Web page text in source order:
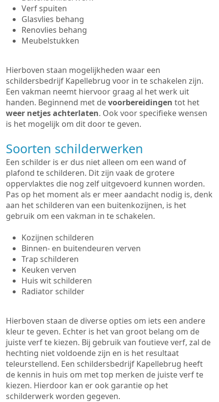
Verf spuiten
Glasvlies behang
Renovlies behang
Meubelstukken
Hierboven staan mogelijkheden waar een
schildersbedrijf Kapellebrug voor in te schakelen zijn.
Een vakman neemt hiervoor graag al het werk uit
handen. Beginnend met devoorbereidingen tot het
weer netjes achterlaten. Ook voor specifieke wensen
is het mogelijk om dit door te geven.
Soorten schilderwerken
Een schilder is er dus niet alleen om een wand of
plafond te schilderen. Dit zijn vaak de grotere
oppervlaktes die nog zelf uitgevoerd kunnen worden.
Pas op het moment als er meer aandacht nodig is, denk
aan het schilderen van een buitenkozijnen, is het
gebruik om een vakman in te schakelen.
Kozijnen schilderen
Binnen- en buitendeuren verven
Trap schilderen
Keuken verven
Huis wit schilderen
Radiator schilder
Hierboven staan de diverse opties om iets een andere
kleur te geven. Echter is het van groot belang om de
juiste verf te kiezen. Bij gebruik van foutieve verf, zal de
hechting niet voldoende zijn en is het resultaat
teleurstellend. Een schildersbedrijf Kapellebrug heeft
de kennis in huis om met top merken de juiste verf te
kiezen. Hierdoor kan er ook garantie op het
schilderwerk worden gegeven.